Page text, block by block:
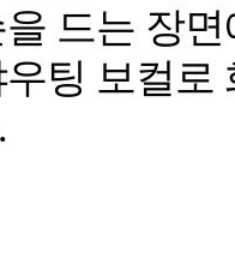
을 드는 장
팅 보컬로